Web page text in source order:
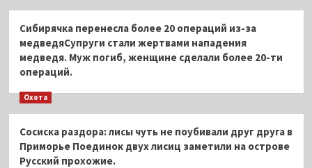
Сибирячка перенесла более 20 операций из-за
медведяСупруги стали жертвами нападения
медведя. Муж погиб, женщине сделали более 20-ти
операций.
Охота
Сосиска раздора: лисы чуть не поубивали друг друга в
Приморье Поединок двух лисиц заметили на острове
Русский прохожие.